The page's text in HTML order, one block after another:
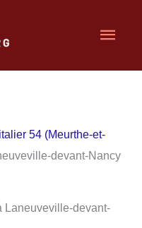
54 (Meurthe-et-
devant-Nancy
Laneuveville-devant-